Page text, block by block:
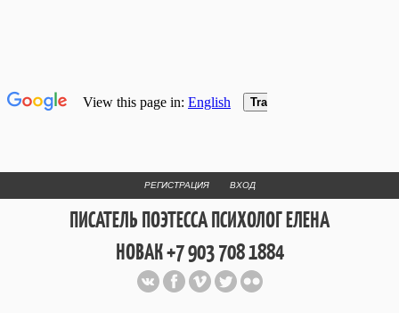
РЕГИСТРАЦИЯ ВХОД
ПИСАТЕЛЬ ПОЭТЕССА ПСИХОЛОГ ЕЛЕНА
НОВАК +7 903 708 1884
Официальный сайт репетитора
и Web Дизайнера Елены Новак